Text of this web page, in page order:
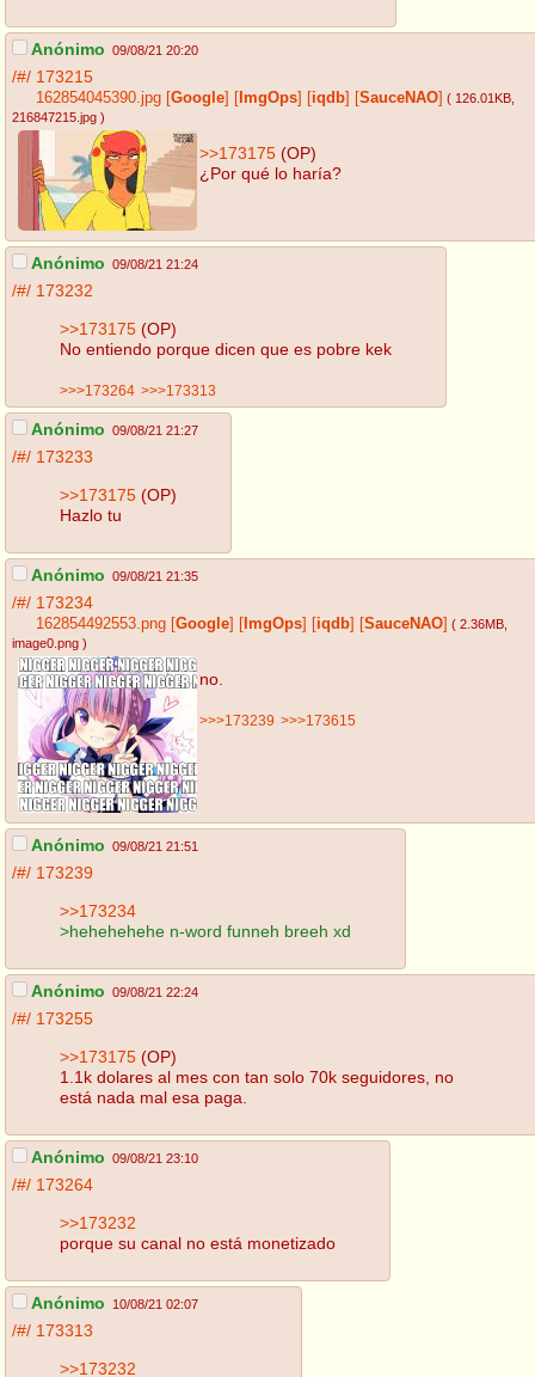
Anónimo 09/08/21 20:20
/#/ 173215
162854045390.jpg Google ImgOps iqdb SauceNAO ( 126.01KB
216847215.jpg )
>>173175 (OP)
¿Por qué lo haría?
Anónimo 09/08/21 21:24
/#/ 173232
>>173175 (OP)
No entiendo porque dicen que es pobre kek
>>>173264 >>>173313
Anónimo 09/08/21 21:27
/#/ 173233
>>173175 (OP)
Hazlo tu
Anónimo 09/08/21 21:35
/#/ 173234
162854492553.png Google ImgOps iqdb SauceNAO ( 2.36MB
image0.png )
no.
>>>173239 >>>173615
Anónimo 09/08/21 21:51
/#/ 173239
>>173234
>hehehehehe n-word funneh breeh xd
Anónimo 09/08/21 22:24
/#/ 173255
>>173175 (OP)
1.1k dolares al mes con tan solo 70k seguidores, no
está nada mal esa paga.
Anónimo 09/08/21 23:10
/#/ 173264
>>173232
porque su canal no está monetizado
Anónimo 10/08/21 02:07
/#/ 173313
>>173232